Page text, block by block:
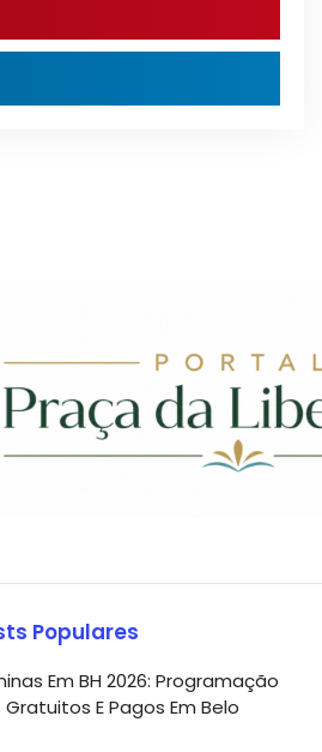
Populares
Em BH 2026: Programação
Gratuitos E Pagos Em Belo